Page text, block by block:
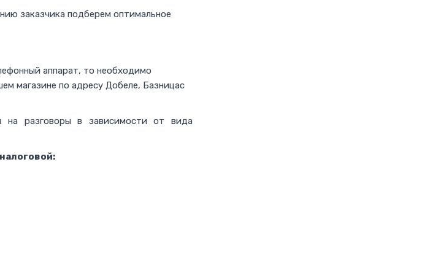
заказчика подберем оптимальное
аппарат, то необходимо
магазине по адресу Добеле, Базницас
на разговоры в зависимости от вида